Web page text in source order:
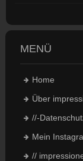
MENÜ
Home
Über
//-
Mein
//